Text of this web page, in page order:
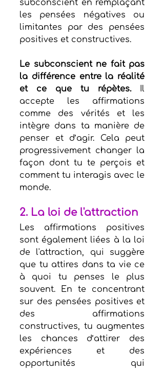
subconscient en remplaçant
les pensées négatives ou
limitantes par des pensées
positives et constructives.
Le subconscient ne fait pas
la différence entre la réalité
et ce que tu répètes. Il
accepte les affirmations
comme des vérités et les
intègre dans ta manière de
penser et d’agir. Cela peut
progressivement changer la
façon dont tu te perçois et
comment tu interagis avec le
monde.
2. La loi de l'attraction
Les affirmations positives
sont également liées à la loi
de l'attraction, qui suggère
que tu attires dans ta vie ce
à quoi tu penses le plus
souvent. En te concentrant
sur des pensées positives et
des affirmations
constructives, tu augmentes
les chances d’attirer des
expériences et des
opportunités qui